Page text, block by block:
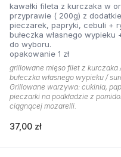
kawałki fileta z kurczaka w orientalnej
przyprawie ( 200g) z
pieczarek, papryki, cebuli +
bułeczka własnego wypieku
do wyboru.
opakowanie 1 zł
grillowane mięso filet z kurczaka
bułeczka własnego wypieku /
Grillowane warzywa: cukinia,
pieczarki na podkładzie z
ciągnącej mozarelli.
37,00 zł